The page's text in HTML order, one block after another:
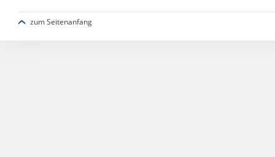
zum Seitenanfang